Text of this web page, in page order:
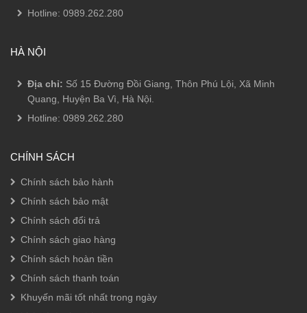
Hotline: 0989.262.280
HÀ NỘI
Địa chỉ: Số 15 Đường Đồi Giang, Thôn Phú Lội, Xã Minh
Quang, Huyện Ba Vì, Hà Nội.
Hotline: 0989.262.280
CHÍNH SÁCH
Chính sách bảo hành
Chính sách bảo mật
Chính sách đổi trả
Chính sách giao hàng
Chính sách hoàn tiền
Chính sách thanh toán
Khuyến mãi tốt nhất trong ngày